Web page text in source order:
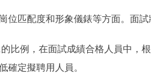
匹配度和形象儀錶等方面。面試
例，在面試成績合格人員中，
確定擬聘用人員。